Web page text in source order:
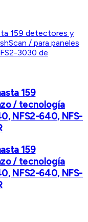
159
/ tecnología
NFS2-640, NFS-
159
/ tecnología
NFS2-640, NFS-